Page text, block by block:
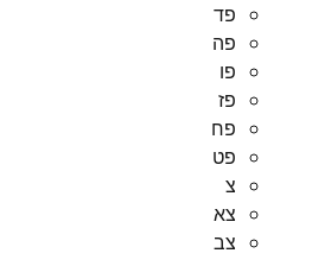
פד
פה
פו
פז
פח
פט
צ
צא
צב